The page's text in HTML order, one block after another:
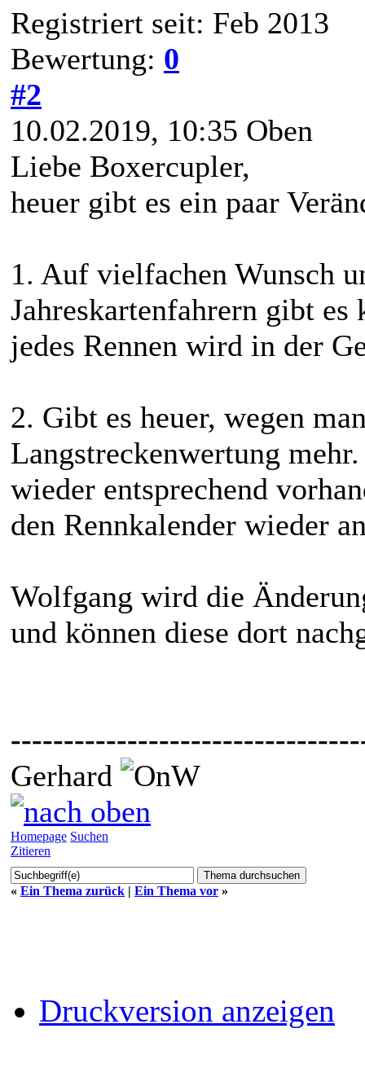
Registriert seit: Feb 2013
Bewertung: 0
#2
10.02.2019, 10:35 Oben
Liebe Boxercupler,
heuer gibt es ein paar
1. Auf vielfachen Wunsch
Jahreskartenfahrern gibt
jedes Rennen wird in der
2. Gibt es heuer, wegen
Langstreckenwertung
wieder entsprechend
den Rennkalender wieder
Wolfgang wird die
und können diese dort
Gerhard
Homepage Suchen
Zitieren
« Ein Thema zurück | Ein Thema vor »
Druckversion anzeigen